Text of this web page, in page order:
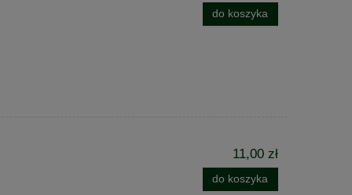
do koszyka
11,00 zł
do koszyka